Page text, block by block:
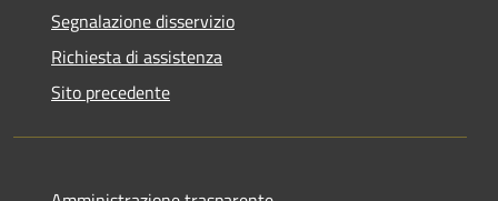
Segnalazione disservizio
Richiesta di assistenza
Sito precedente